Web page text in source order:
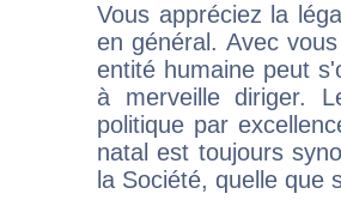
Vous appréciez la
en général. Avec
entité humaine peut
à merveille diriger.
politique par
natal est toujours
la Société, quelle que